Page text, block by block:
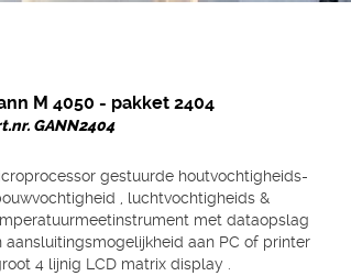
M 4050 - pakket 2404
GANN2404
gestuurde houtvochtigheids-
, luchtvochtigheids &
met dataopslag
aansluitingsmogelijkheid aan PC of printer
4 lijnig LCD matrix display .